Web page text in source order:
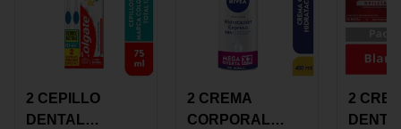
2 CEPILLO
DENTAL
2 CREMA
CORPORAL
2